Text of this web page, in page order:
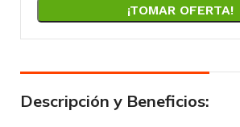
¡TOMAR OFERTA!
Descripción y Beneficios: